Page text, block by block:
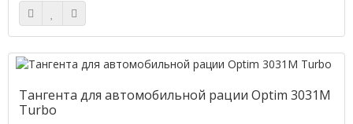
Тангента для автомобильной рации Optim 3031M
Turbo